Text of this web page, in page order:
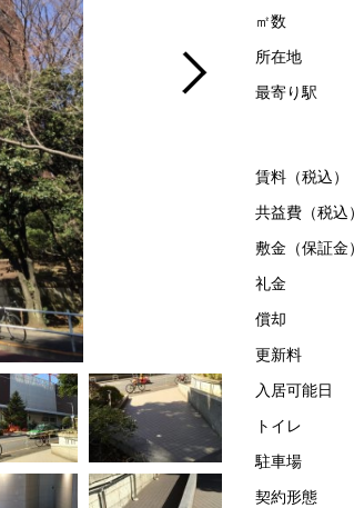
㎡数
所在地
最寄り駅
賃料（税込）
共益費（税込）
敷金（保証金）
礼金
償却
更新料
入居可能日
トイレ
駐車場
契約形態